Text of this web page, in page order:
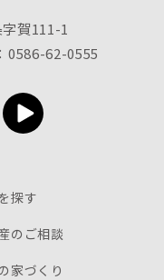
賀111-1
0586-62-0555
探す
のご相談
家づくり